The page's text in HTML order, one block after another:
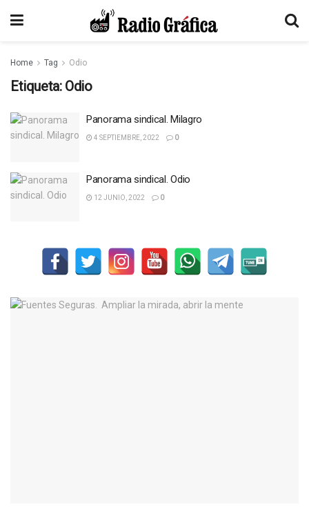
Home Tag Odio
Etiqueta: Odio
Panorama sindical. Milagro
4 SEPTIEMBRE, 2022 0
Panorama sindical. Odio
12 JUNIO, 2022 0